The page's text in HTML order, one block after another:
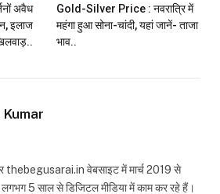
अवैध
इलाज
Gold-Silver Price : नवरात्रि में
महंगा हुआ सोना-चांदी, यहां जानें- ताजा
भाव..
Kumar
thebegusarai.in वेबसाइट में मार्च 2019 से
लगभग 5 साल से डिजिटल मीडिया में काम कर रहे हैं।